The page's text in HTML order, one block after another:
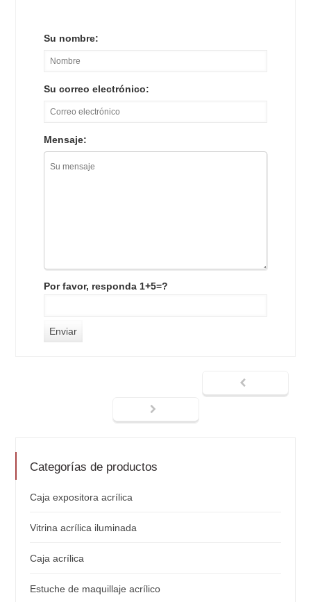
Su nombre:
Su correo electrónico:
Mensaje:
Por favor, responda 1+5=?
Categorías de productos
Caja expositora acrílica
Vitrina acrílica iluminada
Caja acrílica
Estuche de maquillaje acrílico